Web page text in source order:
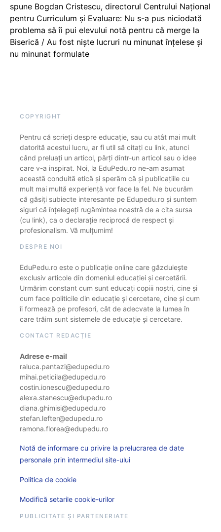
spune Bogdan Cristescu, directorul Centrului Național
pentru Curriculum și Evaluare: Nu s-a pus niciodată
problema să îi pui elevului notă pentru că merge la
Biserică / Au fost niște lucruri nu minunat înțelese și
nu minunat formulate
COPYRIGHT
Pentru că scrieți despre educație, sau cu atât mai mult
datorită acestui lucru, ar fi util să citați cu link, atunci
când preluați un articol, părți dintr-un articol sau o idee
care v-a inspirat. Noi, la EduPedu.ro ne-am asumat
această conduită etică și sperăm că și publicațiile cu
mult mai multă experiență vor face la fel. Ne bucurăm
că găsiți subiecte interesante pe Edupedu.ro și suntem
siguri că înțelegeți rugămintea noastră de a cita sursa
(cu link), ca o declarație reciprocă de respect și
profesionalism. Vă mulțumim!
DESPRE NOI
EduPedu.ro este o publicație online care găzduiește
exclusiv articole din domeniul educației și cercetării.
Urmărim constant cum sunt educați copiii noștri, cine și
cum face politicile din educație și cercetare, cine și cum
îi formează pe profesori, cât de adecvate la lumea în
care trăim sunt sistemele de educație și cercetare.
CONTACT REDACȚIE
Adrese e-mail
raluca.pantazi@edupedu.ro
mihai.peticila@edupedu.ro
costin.ionescu@edupedu.ro
alexa.stanescu@edupedu.ro
diana.ghimisi@edupedu.ro
stefan.lefter@edupedu.ro
ramona.florea@edupedu.ro
Notă de informare cu privire la prelucrarea de date
personale prin intermediul site-ului
Politica de cookie
Modifică setarile cookie-urilor
PUBLICITATE ȘI PARTENERIATE